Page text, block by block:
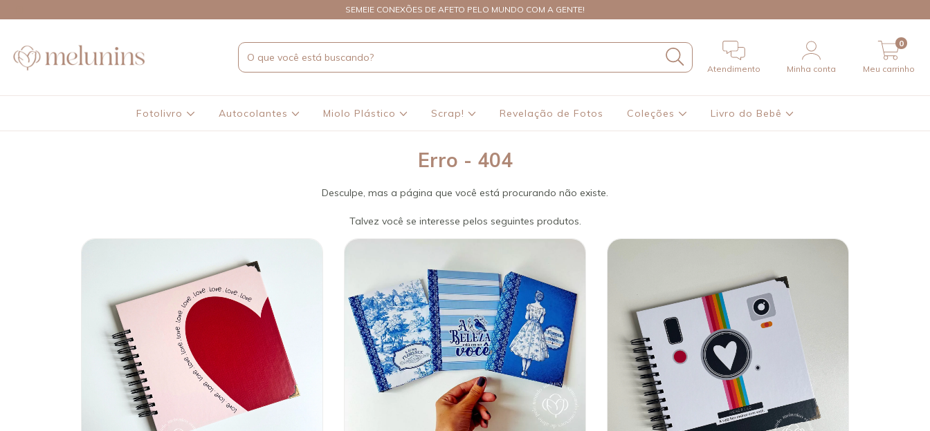
SEMEIE CONEXÕES DE AFETO PELO MUNDO COM A GENTE!
Atendimento Minha conta Meu carrinho
0
Fotolivro Autocolantes Miolo Plástico Scrap! Revelação de Fotos Coleções Livro do Bebê
Erro - 404
Desculpe, mas a página que você está procurando não existe.
Talvez você se interesse pelos seguintes produtos.